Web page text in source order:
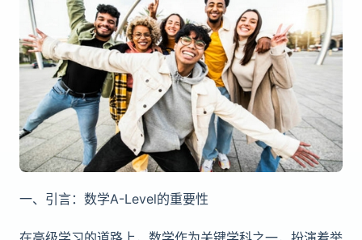
一、引言：数学A-Level的重要性